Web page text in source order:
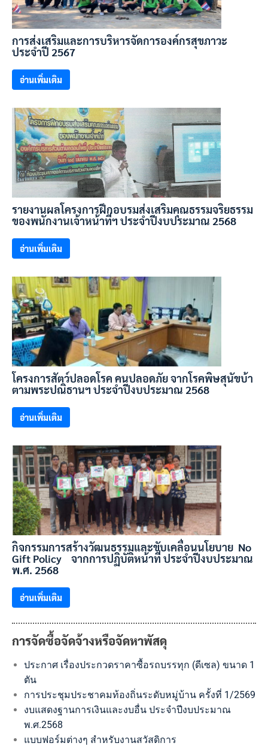
การส่งเสริมและการบริหารจัดการองค์กรสุขภาวะ
ประจำปี 2567
อ่านเพิ่มเติม
รายงานผลโครงการฝึกอบรมส่งเสริมคุณธรรมจริยธรรม
ของพนักงานเจ้าหน้าที่ฯ ประจำปีงบประมาณ 2568
อ่านเพิ่มเติม
โครงการสัตว์ปลอดโรค คนปลอดภัย จากโรคพิษสุนัขบ้า
ตามพระปณิธานฯ ประจำปีงบประมาณ 2568
อ่านเพิ่มเติม
กิจกรรมการสร้างวัฒนธรรมและขับเคลื่อนนโยบาย No
Gift Policy จากการปฏิบัติหน้าที่ ประจำปีงบประมาณ
พ.ศ. 2568
อ่านเพิ่มเติม
การจัดซื้อจัดจ้างหรือจัดหาพัสดุ
ประกาศ เรื่องประกวดราคาซื้อรถบรรทุก (ดีเซล) ขนาด 1
ตัน
การประชุมประชาคมท้องถิ่นระดับหมู่บ้าน ครั้งที่ 1/2569
งบแสดงฐานการเงินและงบอื่น ประจำปีงบประมาณ
พ.ศ.2568
แบบฟอร์มต่างๆ สำหรับงานสวัสดิการ